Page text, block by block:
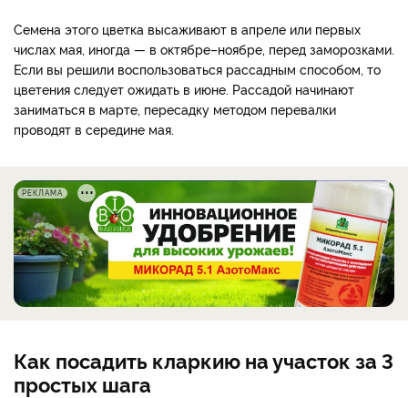
Семена этого цветка высаживают в апреле или первых
числах мая, иногда — в октябре–ноябре, перед заморозками.
Если вы решили воспользоваться рассадным способом, то
цветения следует ожидать в июне. Рассадой начинают
заниматься в марте, пересадку методом перевалки
проводят в середине мая.
РЕКЛАМА
Как посадить кларкию на участок за 3
простых шага